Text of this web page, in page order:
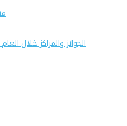
الجوائز والمراكز خلال العام